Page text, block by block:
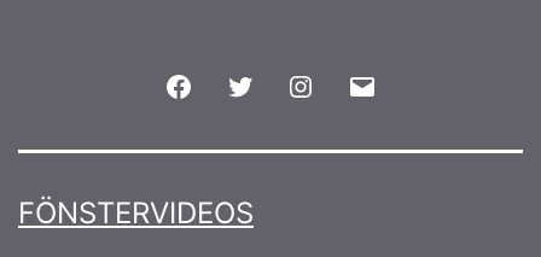
FacebookTwitter Instagram
FÖNSTERVIDEOS